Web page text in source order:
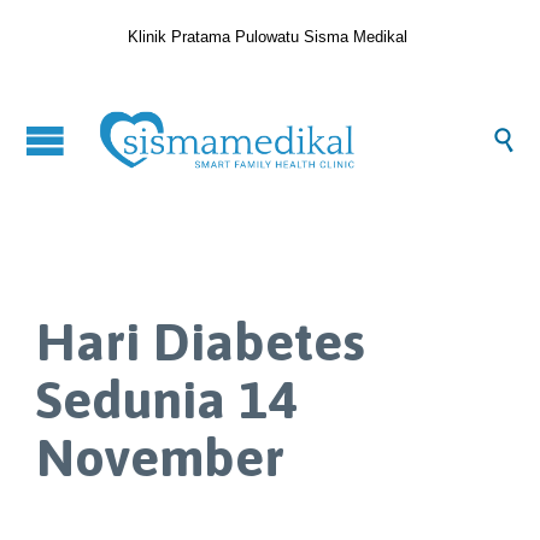
Klinik Pratama Pulowatu Sisma Medikal

Hari Diabetes
Sedunia 14
November